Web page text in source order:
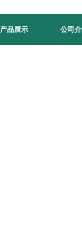
产品展示 公司